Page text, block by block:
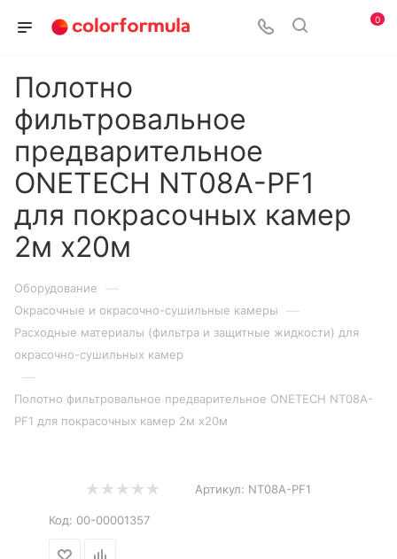
0
Полотно
фильтровальное
предварительное
ONETECH NT08A-PF1
для покрасочных камер
2м х20м
Оборудование —
Окрасочные и окрасочно-сушильные камеры —
Расходные материалы (фильтра и защитные жидкости) для
окрасочно-сушильных камер
—
Полотно фильтровальное предварительное ONETECH NT08A-
PF1 для покрасочных камер 2м х20м
Артикул: NT08A-PF1
Код: 00-00001357